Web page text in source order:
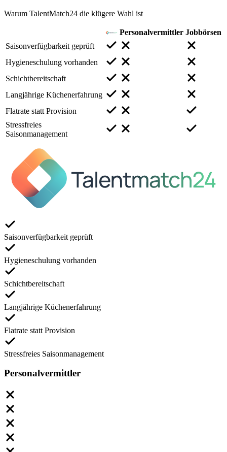
Warum TalentMatch24 die klügere Wahl ist
Personalvermittler Jobbörsen
Saisonverfügbarkeit geprüft
Hygieneschulung vorhanden
Schichtbereitschaft
Langjährige Küchenerfahrung
Flatrate statt Provision
Stressfreies
Saisonmanagement
Saisonverfügbarkeit geprüft
Hygieneschulung vorhanden
Schichtbereitschaft
Langjährige Küchenerfahrung
Flatrate statt Provision
Stressfreies Saisonmanagement
Personalvermittler